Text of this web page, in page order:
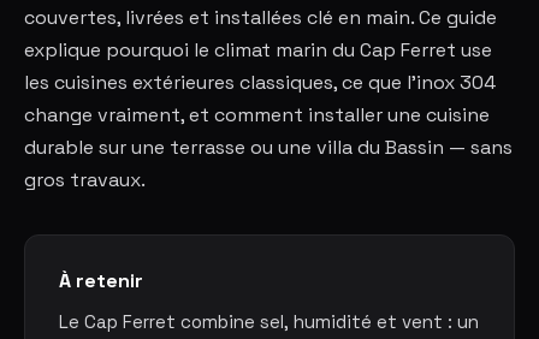
couvertes, livrées et installées clé en main. Ce guide
explique pourquoi le climat marin du Cap Ferret use
les cuisines extérieures classiques, ce que l'inox 304
change vraiment, et comment installer une cuisine
durable sur une terrasse ou une villa du Bassin — sans
gros travaux.
À retenir
Le Cap Ferret combine sel, humidité et vent : un